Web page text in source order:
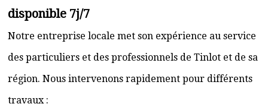
disponible 7j/7
Notre entreprise locale met son expérience au service
des particuliers et des professionnels de Tinlot et de sa
région. Nous intervenons rapidement pour différents
travaux :